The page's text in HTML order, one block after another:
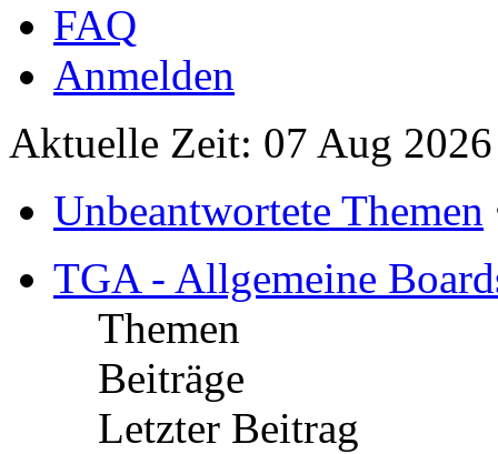
FAQ
Anmelden
Aktuelle Zeit: 07 Aug
Unbeantwortete Themen
TGA - Allgemeine
Themen
Beiträge
Letzter Beitrag